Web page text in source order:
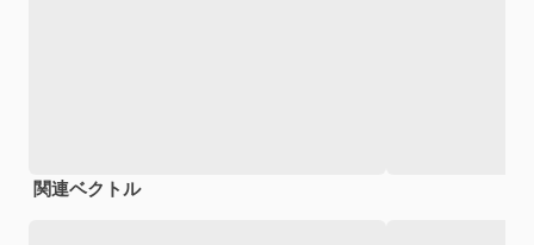
関連ベクトル